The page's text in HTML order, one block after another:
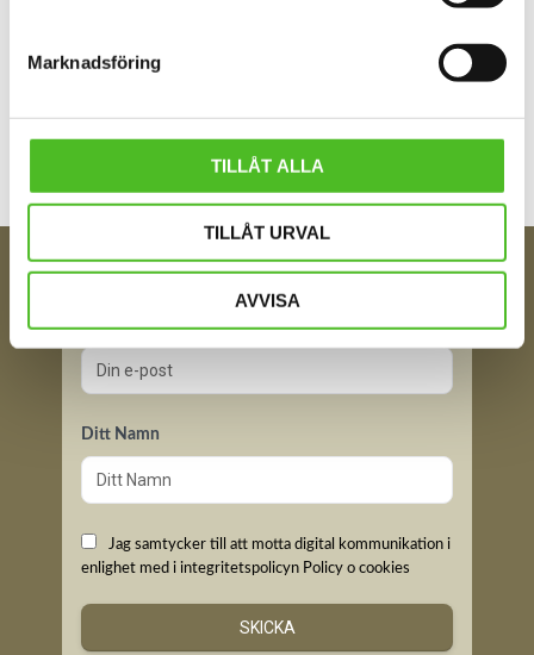
Marknadsföring
TILLÅT ALLA
TILLÅT URVAL
AVVISA
Bli den första att lämna ett omdöme.
FÅ TIPS OM NYHETER!
Din e-post
Ditt Namn
Jag samtycker till att motta digital kommunikation i
enlighet med i integritetspolicyn Policy o cookies
SKICKA